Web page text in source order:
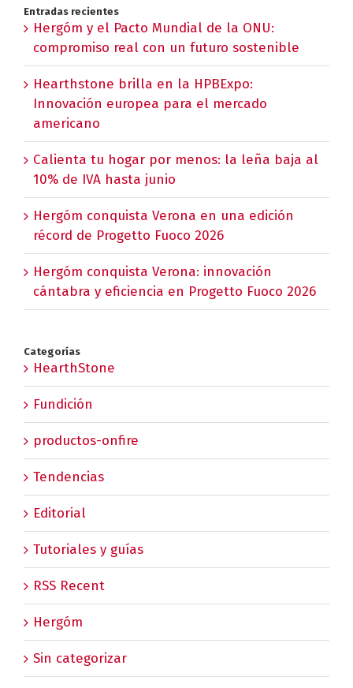
Entradas recientes
Hergóm y el Pacto Mundial de la ONU:
compromiso real con un futuro sostenible
Hearthstone brilla en la HPBExpo:
Innovación europea para el mercado
americano
Calienta tu hogar por menos: la leña baja al
10% de IVA hasta junio
Hergóm conquista Verona en una edición
récord de Progetto Fuoco 2026
Hergóm conquista Verona: innovación
cántabra y eficiencia en Progetto Fuoco 2026
Categorías
HearthStone
Fundición
productos-onfire
Tendencias
Editorial
Tutoriales y guías
RSS Recent
Hergóm
Sin categorizar